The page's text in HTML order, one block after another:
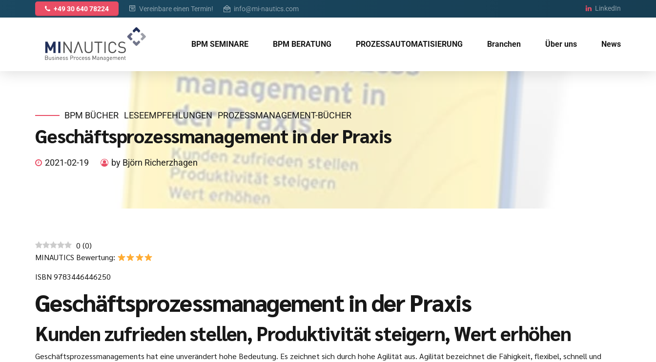
+49 30 640 78224 Vereinbare einen Termin! info@mi-nautics.com LinkedIn
BPM SEMINARE BPM BERATUNG PROZESSAUTOMATISIERUNG Branchen Über uns News
BPM BÜCHER LESEEMPFEHLUNGEN PROZESSMANAGEMENT-BÜCHER
Geschäftsprozessmanagement in der Praxis
2021-02-19 by Björn Richerzhagen
0 (0)
MINAUTICS Bewertung:
ISBN 9783446446250
Geschäftsprozessmanagement in der Praxis
Kunden zufrieden stellen, Produktivität steigern, Wert erhöhen
Geschäftsprozessmanagements hat eine unverändert hohe Bedeutung. Es zeichnet sich durch hohe Agilität aus. Agilität bezeichnet die Fähigkeit, flexibel, schnell und